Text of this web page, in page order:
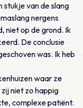
stukje van de slang
nergens
niet op de grond. Ik
De conclusie
was. Ik heb
waar ze
niet zo happig
complexe patiënt.